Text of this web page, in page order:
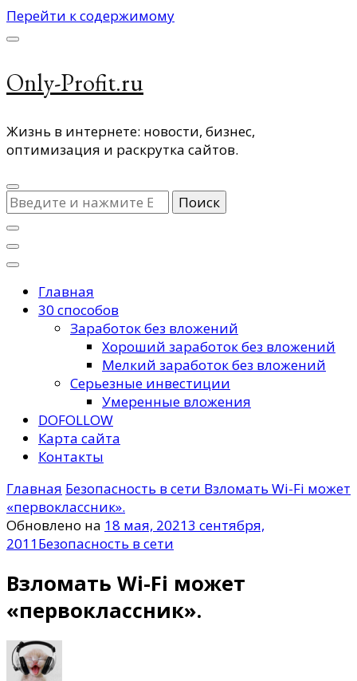
Перейти к содержимому
Only-Profit.ru
Жизнь в интернете: новости, бизнес,
оптимизация и раскрутка сайтов.
Ищите
что-
то?
Главная
30 способов
Заработок без вложений
Хороший заработок без вложений
Мелкий заработок без вложений
Серьезные инвестиции
Умеренные вложения
DOFOLLOW
Карта сайта
Контакты
Главная Безопасность в сети Взломать Wi-Fi может
«первоклассник».
Обновлено на 18 мая, 20213 сентября,
2011Безопасность в сети
Взломать Wi-Fi может
«первоклассник».